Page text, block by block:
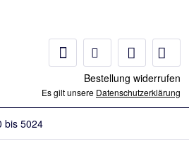
Bestellung widerrufen
Es gilt unsere Datenschutzerklärung
bis 5024